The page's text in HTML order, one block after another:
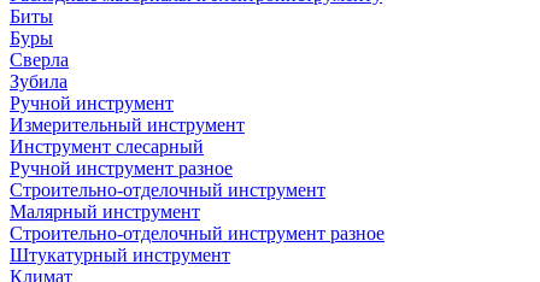
Биты
Буры
Сверла
Зубила
Ручной инструмент
Измерительный инструмент
Инструмент слесарный
Ручной инструмент разное
Строительно-отделочный инструмент
Малярный инструмент
Строительно-отделочный инструмент разное
Штукатурный инструмент
Климат